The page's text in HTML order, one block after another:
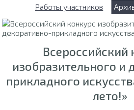
Работы участников
Всероссийский
изобразительного и
прикладного
лето!»